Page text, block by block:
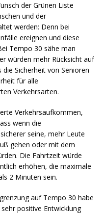
der Grünen Liste
und der
werden: Denn bei
ereignen und diese
Tempo 30 sähe man
würden mehr Rücksicht auf
Sicherheit von Senioren
für alle
Verkehrsarten.
Verkehrsaufkommen,
wenn die
seine, mehr Leute
gehen oder mit dem
Die Fahrtzeit würde
erhöhen, die maximale
2 Minuten sein.
auf Tempo 30 habe
positive Entwicklung